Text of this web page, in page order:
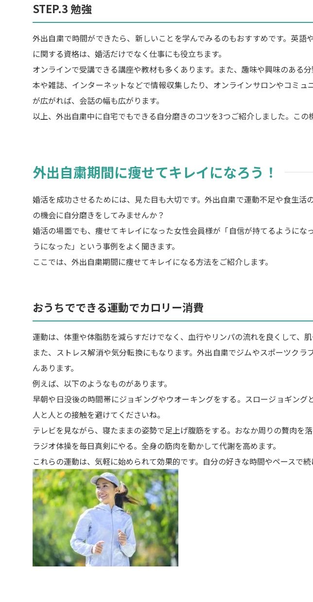
STEP.3 勉強
外出自粛で時間ができたら、新しいことを学んでみるのもおすすめです。英
に関する資格は、婚活だけでなく仕事にも役立ちます。
オンラインで受講できる講座や教材も多くあります。また、趣味や興味のある分
本や雑誌、インターネットなどで情報収集したり、オンラインサロンやコミ
が広がれば、会話の幅も広がります。
以上、外出自粛中に自宅でもできる自分磨きのコツを3つご紹介しました。この
外出自粛期間に痩せてキレイになろう！
婚活を成功させるためには、見た目も大切です。外出自粛で運動不足や食生活
の機会に自分磨きをしてみませんか？
婚活の場面でも、痩せてキレイになった女性会員様が「自信が持てるようにな
うになった」という事例をよく聞きます。
ここでは、外出自粛期間に痩せてキレイになる方法をご紹介します。
おうちでできる運動でカロリー消費
運動は、体重や体脂肪を減らすだけでなく、血行やリンパの流れを良くして、肌
また、ストレス解消や気分転換にもなります。外出自粛でジムやスポーツク
んあります。
例えば、以下のようなものがあります。
早朝や日没後の時間帯にジョギングやウオーキングをする。スロージョギング
人と人との接触を避けてくださいね。
テレビを見ながら、寝たままの姿勢で足上げ腹筋をする。おなか周りの贅肉を落
ラジオ体操を毎日真剣にやる。全身の筋肉を動かして代謝を高めます。
これらの運動は、気軽に始められて効果的です。自分の好きな時間やペースで続